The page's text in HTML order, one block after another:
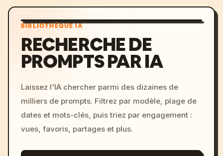
BIBLIOTHÈQUE IA
RECHERCHE DE
PROMPTS PAR IA
Laissez l'IA chercher parmi des dizaines de
milliers de prompts. Filtrez par modèle, plage de
dates et mots-clés, puis triez par engagement :
vues, favoris, partages et plus.